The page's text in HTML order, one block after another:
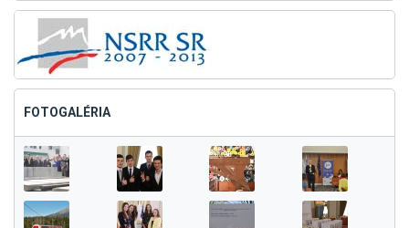
FOTOGALÉRIA